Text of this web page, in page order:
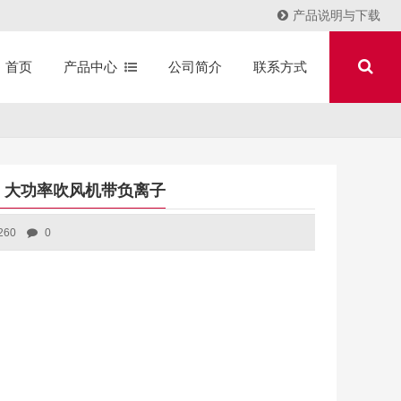
产品说明与下载
首页 产品中心 公司简介 联系方式
功率吹风机带负离子
0